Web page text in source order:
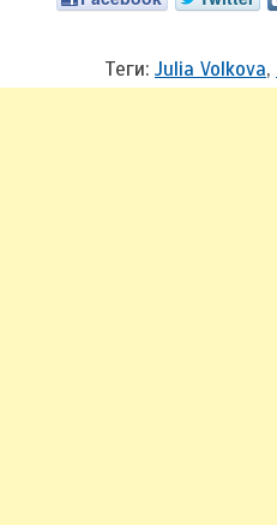
Теги: Julia Volkova,